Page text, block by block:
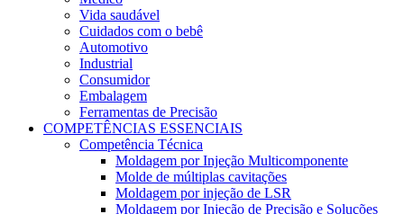
Vida saudável
Cuidados com o bebê
Automotivo
Industrial
Consumidor
Embalagem
Ferramentas de Precisão
COMPETÊNCIAS ESSENCIAIS
Competência Técnica
Moldagem por Injeção Multicomponente
Molde de múltiplas cavitações
Moldagem por injeção de LSR
Moldagem por Injeção de Precisão e Soluções